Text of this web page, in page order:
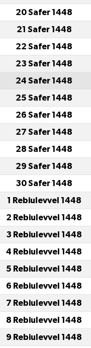
20 Safer 1448
21 Safer 1448
22 Safer 1448
23 Safer 1448
24 Safer 1448
25 Safer 1448
26 Safer 1448
27 Safer 1448
28 Safer 1448
29 Safer 1448
30 Safer 1448
1 Rebiulevvel 1448
2 Rebiulevvel 1448
3 Rebiulevvel 1448
4 Rebiulevvel 1448
5 Rebiulevvel 1448
6 Rebiulevvel 1448
7 Rebiulevvel 1448
8 Rebiulevvel 1448
9 Rebiulevvel 1448